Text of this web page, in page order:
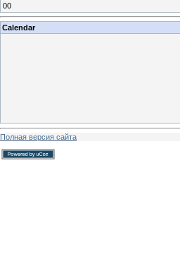
00
Calendar
Полная версия сайта